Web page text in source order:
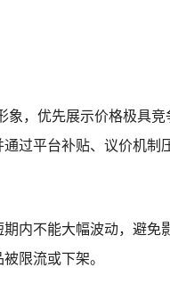
象，优先展示价格极具竞
过平台补贴、议价机制
内不能大幅波动，避免
限流或下架。